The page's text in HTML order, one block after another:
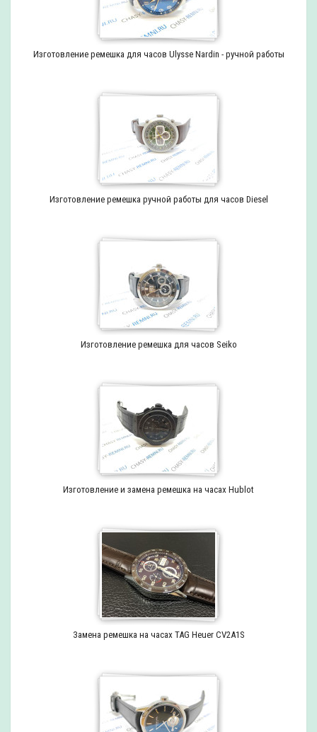
Изготовление ремешка для часов Ulysse Nardin - ручной работы
Изготовление ремешка ручной работы для часов Diesel
Изготовление ремешка для часов Seiko
Изготовление и замена ремешка на часах Hublot
Замена ремешка на часах TAG Heuer CV2A1S